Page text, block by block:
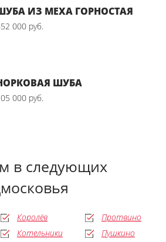
ИЗ МЕХА ГОРНОСТАЯ
000 руб.
ШУБА
000 руб.
в следующих
Королёв
Котельники
Протвино
Пушкино